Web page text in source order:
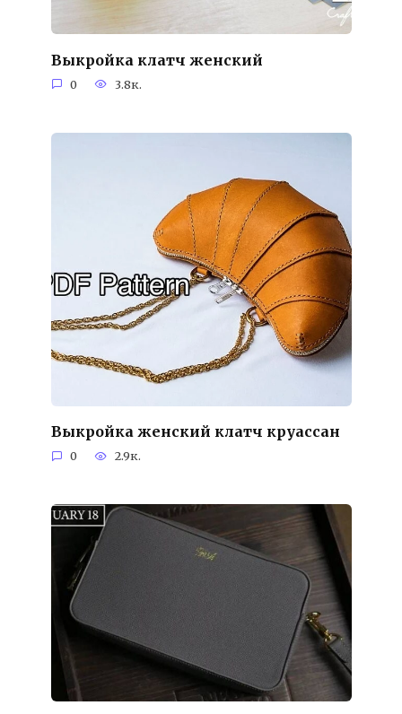
Выкройка клатч женский
0 3.8к.
Выкройка женский клатч круассан
0 2.9к.